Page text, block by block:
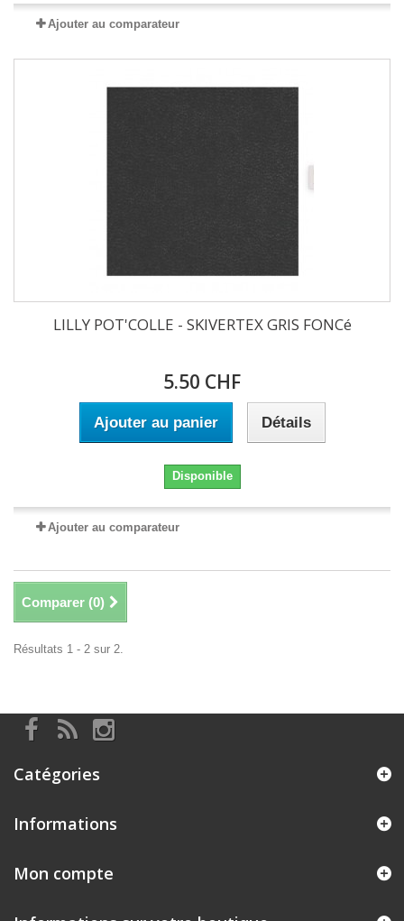
Ajouter au comparateur
LILLY POT'COLLE - SKIVERTEX GRIS FONCé
5.50 CHF
Ajouter au panier Détails
Disponible
Ajouter au comparateur
Comparer (0)
Résultats 1 - 2 sur 2.
Catégories
Informations
Mon compte